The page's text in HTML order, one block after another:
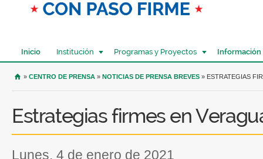
Inicio Institución Programas y Proyectos Información
USTED SE ENCUENTRA AQUÍ
» CENTRO DE PRENSA » NOTICIAS DE PRENSA BREVES » ESTRATEGIAS
Estrategias firmes en
lunes, 4 de enero de 2021